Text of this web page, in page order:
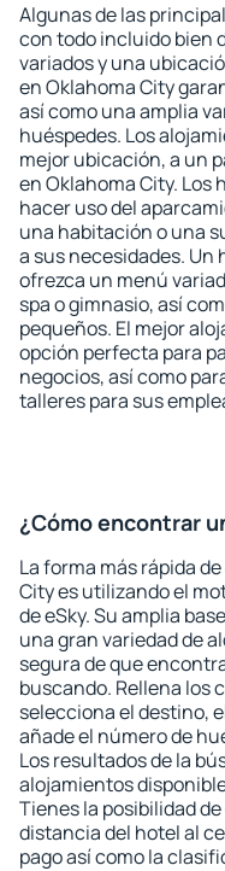
Algunas de las
con todo incluido bien
variados y una
en Oklahoma City
así como una amplia
huéspedes. Los
mejor ubicación, a un
en Oklahoma City. Los
hacer uso del
una habitación o una
a sus necesidades.
ofrezca un menú
spa o gimnasio, así
pequeños. El mejor
opción perfecta para
negocios, así como
talleres para sus
¿Cómo encontrar
La forma más rápida
City es utilizando el
de eSky. Su amplia
una gran variedad de
segura de que
buscando. Rellena los
selecciona el destino,
añade el número de
Los resultados de la
alojamientos
Tienes la posibilidad
distancia del hotel al
pago así como la